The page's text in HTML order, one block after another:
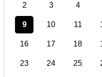
2 3 4
9 10 11
16 17 18
23 24 25